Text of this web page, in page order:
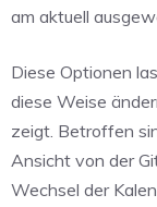
am aktuell
Diese Optionen
diese Weise
zeigt. Betroffen
Ansicht von der
Wechsel der